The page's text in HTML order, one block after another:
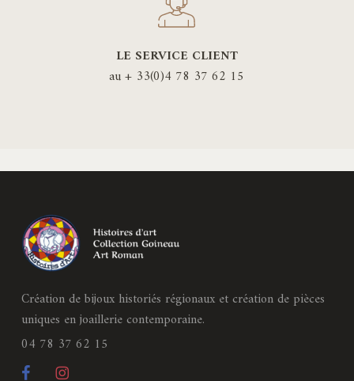
LE SERVICE CLIENT
au + 33(0)4 78 37 62 15
Création de bijoux historiés régionaux et création de pièces
uniques en joaillerie contemporaine.
04 78 37 62 15